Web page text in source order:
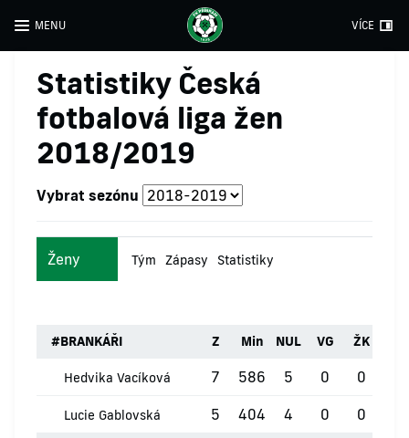
MENU VÍCE
Statistiky Česká
fotbalová liga žen
2018/2019
Vybrat sezónu
Ženy Tým Zápasy Statistiky
#BRANKÁŘI Z Min NUL VG ŽK
Hedvika Vacíková 7 586 5 0 0
Lucie Gablovská 5 404 4 0 0